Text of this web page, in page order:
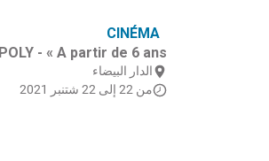
CINÉMA
POLY - « A partir de 6 ans »
الدار البيضاء
من 22 إلى 22 شتنبر 2021